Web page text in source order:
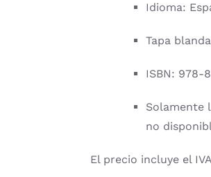
Idioma:
Tapa
ISBN: 978-
Solamente
no
El precio incluye el